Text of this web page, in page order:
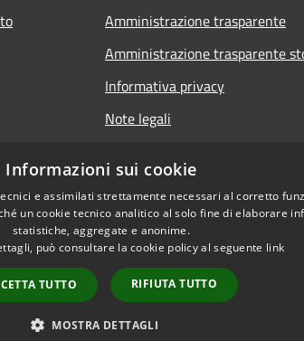
Amministrazione trasparente
Amministrazione trasparente
Informativa privacy
Note legali
Copyright © 2026 •
Informazioni sui cookie
e assimilati strettamente necessari al corretto
un cookie tecnico analitico al solo fine di elaborare
statistiche, aggregate e anonime.
può consultare la cookie policy al seguente link
TUTTO RIFIUTA TUTTO
MOSTRA DETTAGLI